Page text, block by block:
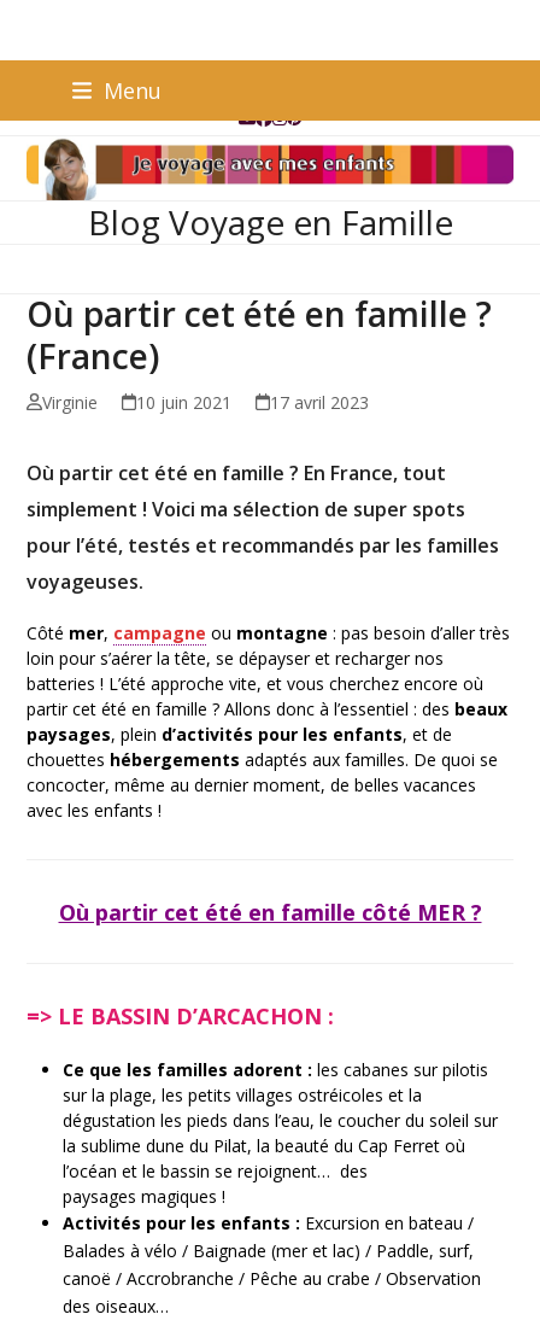
content
Menu
Email
Facebook
Instagram
Pinterest
Blog Voyage en Famille
Où partir cet été en famille ?
(France)
Virginie 10 juin 2021 17 avril 2023
Où partir cet été en famille ? En France, tout
simplement ! Voici ma sélection de super spots
pour l’été, testés et recommandés par les familles
voyageuses.
Côté mer, campagne ou montagne : pas besoin d’aller très
loin pour s’aérer la tête, se dépayser et recharger nos
batteries ! L’été approche vite, et vous cherchez encore où
partir cet été en famille ? Allons donc à l’essentiel : des beaux
paysages, plein d’activités pour les enfants, et de
chouettes hébergements adaptés aux familles. De quoi se
concocter, même au dernier moment, de belles vacances
avec les enfants !
Où partir cet été en famille côté MER ?
=> LE BASSIN D’ARCACHON :
Ce que les familles adorent :les cabanes sur pilotis
sur la plage, les petits villages ostréicoles et la
dégustation les pieds dans l’eau, le coucher du soleil sur
la sublime dune du Pilat, la beauté du Cap Ferret où
l’océan et le bassin se rejoignent… des
paysages magiques !
Activités pour les enfants : Excursion en bateau /
Balades à vélo / Baignade (mer et lac) / Paddle, surf,
canoë / Accrobranche / Pêche au crabe / Observation
des oiseaux…